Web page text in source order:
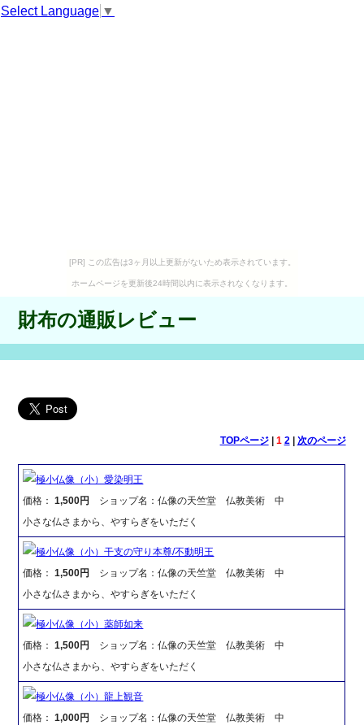
Select Language ▼
[PR] この広告は3ヶ月以上更新がないため表示されています。
ホームページを更新後24時間以内に表示されなくなります。
財布の通販レビュー
TOPページ| 1 2| 次のページ
極小仏像（小）愛染明王
価格：1,500円
ショップ名：仏像の天竺堂 仏教美術 中
小さな仏さまから、やすらぎをいただく
極小仏像（小）干支の守り本尊/不動明王
価格：1,500円
ショップ名：仏像の天竺堂 仏教美術 中
小さな仏さまから、やすらぎをいただく
極小仏像（小）薬師如来
価格：1,500円
ショップ名：仏像の天竺堂 仏教美術 中
小さな仏さまから、やすらぎをいただく
極小仏像（小）龍上観音
価格：1,000円
ショップ名：仏像の天竺堂 仏教美術 中